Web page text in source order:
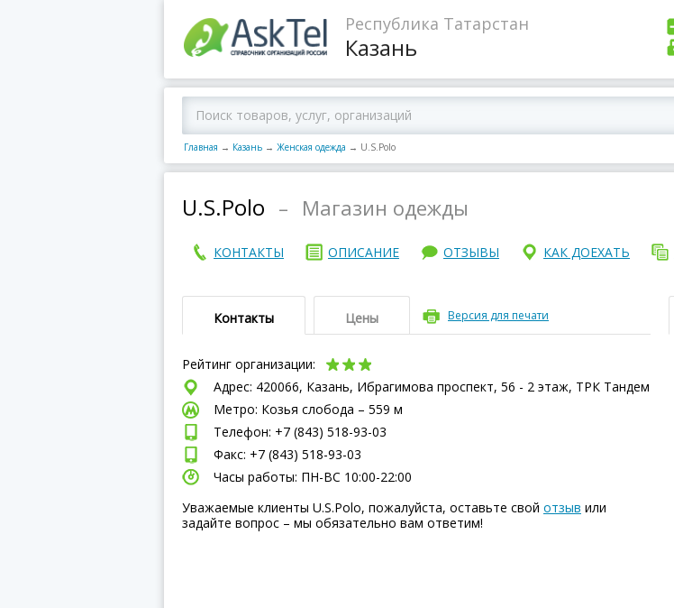
Республика Татарстан
Казань
Главная → Казань → Женская одежда → U.S.Polo
U.S.Polo – Магазин одежды
КОНТАКТЫ ОПИСАНИЕ ОТЗЫВЫ КАК ДОЕХАТЬ
Контакты Цены Версия для печати
Рейтинг организации:
Адрес: 420066, Казань, Ибрагимова проспект, 56 - 2 этаж, ТРК Тандем
Метро: Козья слобода – 559 м
Телефон: +7 (843) 518-93-03
Факс: +7 (843) 518-93-03
Часы работы: ПН-ВC 10:00-22:00
Уважаемые клиенты U.S.Polo, пожалуйста, оставьте свой отзыв или
задайте вопрос – мы обязательно вам ответим!